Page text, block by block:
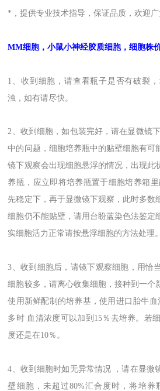
*，提供专业技术指导 ，保证品质 ，欢迎广
MM细胞，小鼠小神经胶质细胞，细胞株
1、收到细胞，请查看瓶子是否有破裂
浊，如有请尽快。
2、收到细胞，如包装完好，请在显微镜
中的问题，细胞培养瓶中的贴壁细胞有可
镜下观察会出现细胞悬浮的情况，出现此
养瓶，应立即将培养瓶置于细胞培养箱
先稳定下，再于显微镜下观察，此时多数
细胞仍不能贴壁，请用台盼蓝染色法鉴定
实细胞活力正常请按悬浮细胞的方法处理。
3、收到细胞后，请镜下观察细胞，用恰
细胞较多，请离心收集细胞，接种到一个
使用新鲜配制的培养基，使用进口胎牛
多时 血清浓度可以加到15％去培养。若
度还是在10％。
4、收到细胞时如无异常情况 ，请在显微
壁细胞，未超过80%汇合度时，将培养